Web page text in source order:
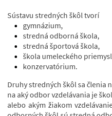
Sústavu stredných škôl tvorí
gymnázium,
stredná odborná škola,
stredná športová škola,
škola umeleckého
konzervatórium.
Druhy stredných škôl sa členia
na aký odbor vzdelávania je
alebo akým žiakom